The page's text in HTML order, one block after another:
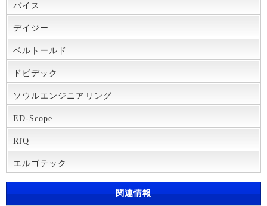
バイス
デイジー
ベルトールド
ドビデック
ソウルエンジニアリング
ED-Scope
RfQ
エルゴテック
関連情報